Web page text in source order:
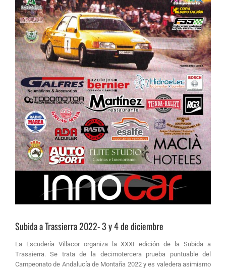
Subida a Trassierra 2022- 3 y 4 de diciembre
La Escudería Villacor organiza la XXXI edición de la Subida a
Trassierra. Se trata de la decimotercera prueba puntuable del
Campeonato de Andalucía de Montaña 2022 y es valedera asimismo